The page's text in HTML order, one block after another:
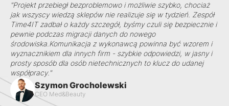
"Projekt przebiegł bezproblemowo i możliwie szybko, chociaż
jak wszyscy wiedzą sklepów nie realizuje się w tydzień. Zespół
Time4IT zadbał o każdy szczegół, byśmy czuli się bezpiecznie i
pewnie podczas migracji danych do nowego
środowiska.Komunikacja z wykonawcą powinna być wzorem i
wyznacznikiem dla innych firm - szybkie odpowiedzi, w jasny i
prosty sposób dla osób nietechnicznych to klucz do udanej
współpracy."
Szymon Grocholewski
CEO Med&Beauty